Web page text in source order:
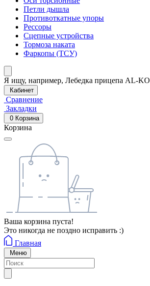
Петли дышла
Противоткатные упоры
Рессоры
Сцепные устройства
Тормоза наката
Фаркопы (ТСУ)
Я ищу, например, Лебедка прицепа AL-KO
Кабинет
Сравнение
Закладки
0 Корзина
Корзина
Ваша корзина пуста!
Это никогда не поздно исправить :)
Главная
Меню